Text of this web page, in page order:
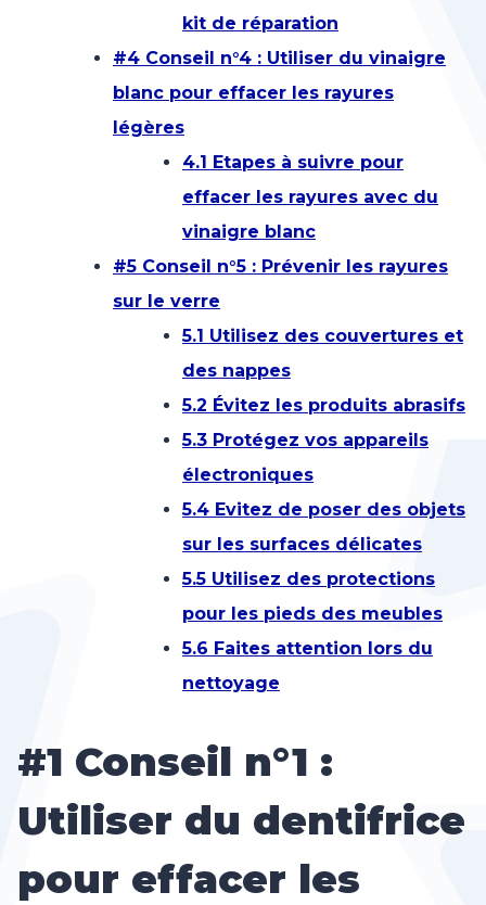
kit de réparation
#4 Conseil n°4 : Utiliser du vinaigre
blanc pour effacer les rayures
légères
4.1 Etapes à suivre pour
effacer les rayures avec du
vinaigre blanc
#5 Conseil n°5 : Prévenir les rayures
sur le verre
5.1 Utilisez des couvertures et
des nappes
5.2 Évitez les produits abrasifs
5.3 Protégez vos appareils
électroniques
5.4 Evitez de poser des objets
sur les surfaces délicates
5.5 Utilisez des protections
pour les pieds des meubles
5.6 Faites attention lors du
nettoyage
#1 Conseil n°1 :
Utiliser du dentifrice
pour effacer les